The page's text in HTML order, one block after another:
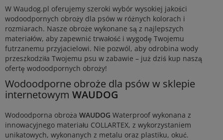
W Waudog.pl oferujemy szeroki wybór wysokiej jakości
wodoodpornych obroży dla psów w różnych kolorach i
rozmiarach. Nasze obroże wykonane są z najlepszych
materiałów, aby zapewnić trwałość i wygodę Twojemu
futrzanemu przyjacielowi. Nie pozwól, aby odrobina wody
przeszkodziła Twojemu psu w zabawie – już dziś kup naszą
ofertę wodoodpornych obroży!
Wodoodporne obroże dla psów w sklepie
internetowym WAUDOG
Wodoodporna obroża WAUDOG Waterproof wykonana z
innowacyjnego materiału COLLARTEX, z wykorzystaniem
unikatowych, wykonanych z metalu oraz plastiku, okuć.